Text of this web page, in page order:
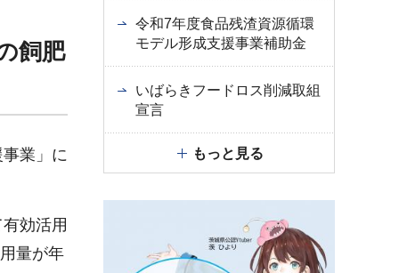
飼肥
業」に
効活用
量が年
令和7年度食品残渣資源循環
モデル形成支援事業補助金
いばらきフードロス削減取組
宣言
もっと見る